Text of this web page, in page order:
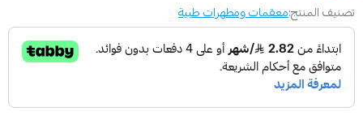
تصنيف المنتج:معقمات ومطهرات طبية